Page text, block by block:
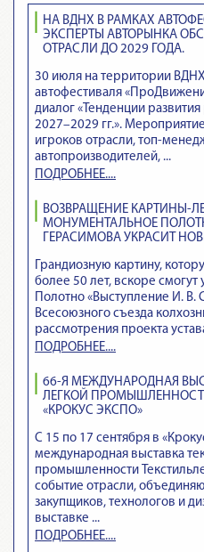
НА ВДНХ В РАМКАХ
ЭКСПЕРТЫ АВТОРЫНКА
ОТРАСЛИ ДО 2029 ГОДА.
30 июля на территории
автофестиваля
диалог «Тенденции
2027–2029 гг.».
игроков отрасли, топ-
автопроизводителей, ...
ПОДРОБНЕЕ....
ВОЗВРАЩЕНИЕ КАРТИНЫ-
МОНУМЕНТАЛЬНОЕ
ГЕРАСИМОВА УКРАСИТ
Грандиозную картину,
более 50 лет, вскоре смогут
Полотно «Выступление И. В.
Всесоюзного съезда
рассмотрения проекта
ПОДРОБНЕЕ....
66-Я МЕЖДУНАРОДНАЯ
ЛЕГКОЙ
«КРОКУС ЭКСПО»
С 15 по 17 сентября в
международная выставка
промышленности
событие отрасли,
закупщиков, технологов и
выставке ...
ПОДРОБНЕЕ....